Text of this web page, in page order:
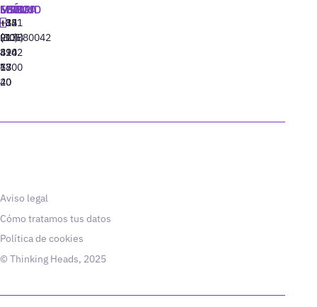
MADRID
+34
91
310
77
40
MIAMI
+1
(305)
424
13
20
SEÚL
+82
(10)
8942
6800
LISBOA
‪+351
213880042
Aviso legal
Cómo tratamos tus datos
Política de cookies
© Thinking Heads, 2025